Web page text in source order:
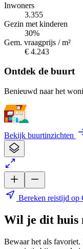
Inwoners
3.355
Gezin met kinderen
30%
Gem. vraagprijs / m²
€ 4.243
Ontdek de buurt
Benieuwd naar het
Bekijk buurtinzichten
Bereken reistijd op
Wil je dit huis
Bewaar het als